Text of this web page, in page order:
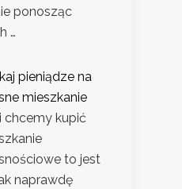
ponosząc
…
pieniądze na
mieszkanie
chcemy kupić
to jest
naprawdę